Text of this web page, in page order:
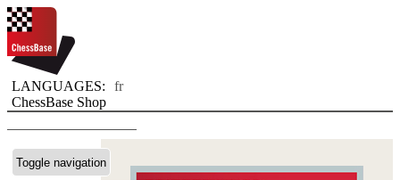
LANGUAGES:
fr
ChessBase Shop
Toggle navigation